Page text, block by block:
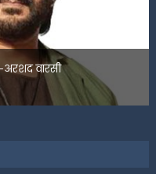
अरशद वारसी